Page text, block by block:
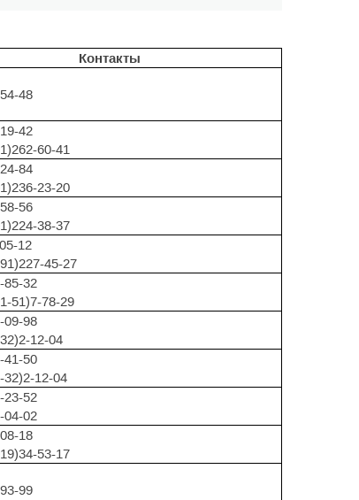
Контакты
48
42
60-41
84
23-20
56
38-37
12
45-27
85-32
51)7-78-29
09-98
12-04
41-50
32)2-12-04
23-52
04-02
18
53-17
99